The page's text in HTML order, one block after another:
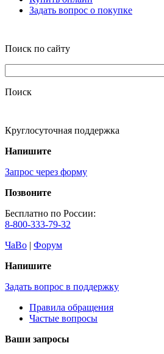
Задать вопрос о покупке
Поиск по сайту
Поиск
Круглосуточная поддержка
Напишите
Запрос через форму
Позвоните
Бесплатно по России:
8-800-333-79-32
ЧаВо | Форум
Напишите
Задать вопрос в поддержку
Правила обращения
Частые вопросы
Ваши запросы